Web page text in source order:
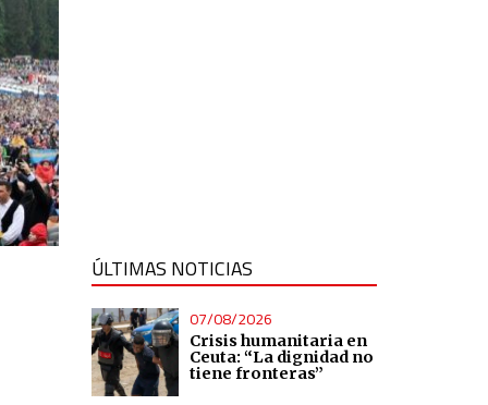
ÚLTIMAS NOTICIAS
07/08/2026
Crisis humanitaria en
Ceuta: “La dignidad no
tiene fronteras”